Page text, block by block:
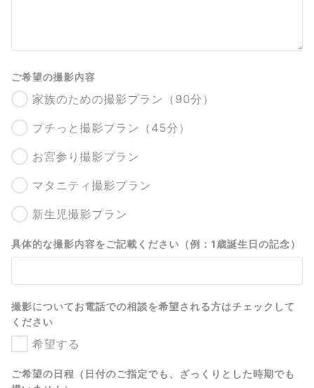
ご希望の撮影内容
家族のための撮影プラン（90分）
プチっと撮影プラン（45分）
お宮参り撮影プラン
マタニティ撮影プラン
新生児撮影プラン
具体的な撮影内容をご記載ください（例：1歳誕生日の記念）
撮影についてお電話での相談を希望される方はチェックして
ください
希望する
ご希望の日程（日付のご指定でも、ざっくりとした時期でも